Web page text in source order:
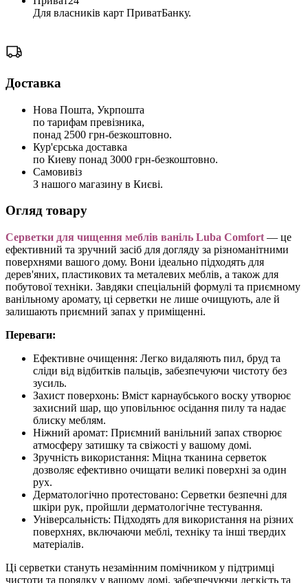
Для власників карт ПриватБанку.
Доставка
Нова Пошта, Укрпошта
по тарифам превізника,
понад 2500 грн-безкоштовно.
Кур'єрська доставка
по Киеву понад 3000 грн-безкоштовно.
Самовивіз
З нашого магазину в Києві.
Огляд товару
Серветки для чищення меблів ваніль Luba Comfort — це
ефективний та зручний засіб для догляду за різноманітними
поверхнями вашого дому. Вони ідеально підходять для
дерев'яних, пластикових та металевих меблів, а також для
побутової техніки. Завдяки спеціальній формулі та приємному
ванільному аромату, ці серветки не лише очищують, але й
залишають приємний запах у приміщенні.
Переваги:
Ефективне очищення: Легко видаляють пил, бруд та
сліди від відбитків пальців, забезпечуючи чистоту без
зусиль.
Захист поверхонь: Вміст карнаубського воску утворює
захисний шар, що уповільнює осідання пилу та надає
блиску меблям.
Ніжний аромат: Приємний ванільний запах створює
атмосферу затишку та свіжості у вашому домі.
Зручність використання: Міцна тканина серветок
дозволяє ефективно очищати великі поверхні за один
рух.
Дерматологічно протестовано: Серветки безпечні для
шкіри рук, пройшли дерматологічне тестування.
Універсальність: Підходять для використання на різних
поверхнях, включаючи меблі, техніку та інші твердих
матеріалів.
Ці серветки стануть незамінним помічником у підтримці
чистоти та порядку у вашому домі, забезпечуючи легкість та